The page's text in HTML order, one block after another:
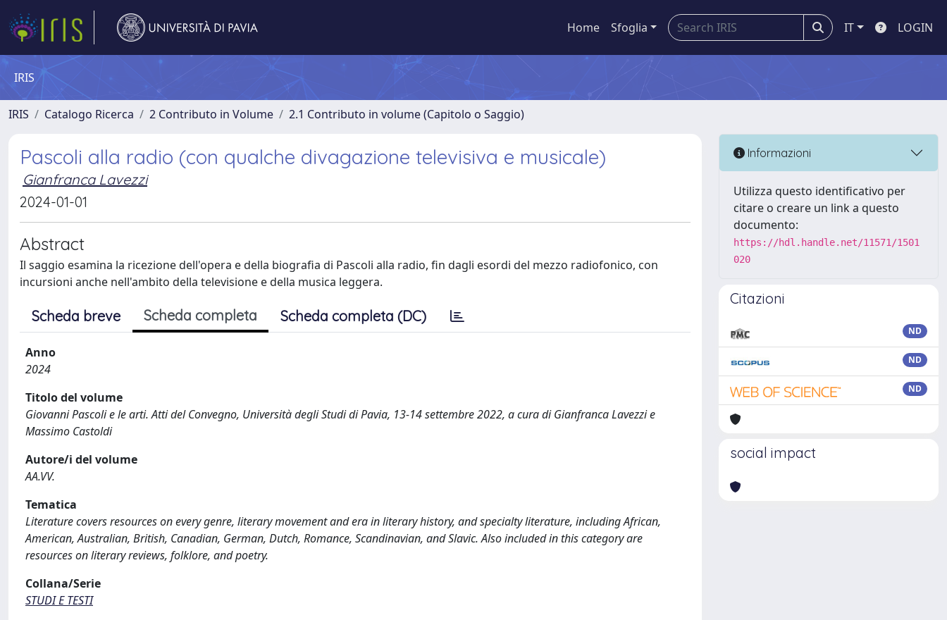
Home Sfoglia IT LOGIN
IRIS
IRIS Catalogo Ricerca 2 Contributo in Volume 2.1 Contributo in volume (Capitolo o Saggio)
Pascoli alla radio (con qualche divagazione televisiva e musicale)
Gianfranca Lavezzi
2024-01-01
Abstract
Il saggio esamina la ricezione dell'opera e della biografia di Pascoli alla radio, fin dagli esordi del mezzo radiofonico, con
incursioni anche nell'ambito della televisione e della musica leggera.
Scheda breve Scheda completa Scheda completa (DC)
Anno
2024
Titolo del volume
Giovanni Pascoli e le arti. Atti del Convegno, Università degli Studi di Pavia, 13-14 settembre 2022, a cura di Gianfranca Lavezzi e
Massimo Castoldi
Autore/i del volume
AA.VV.
Tematica
Literature covers resources on every genre, literary movement and era in literary history, and specialty literature, including African,
American, Australian, British, Canadian, German, Dutch, Romance, Scandinavian, and Slavic. Also included in this category are
resources on literary reviews, folklore, and poetry.
Collana/Serie
STUDI E TESTI
Informazioni
Utilizza questo identificativo per
citare o creare un link a questo
documento:
https://hdl.handle.net/11571/1501
020
Citazioni
ND
ND
ND
social impact